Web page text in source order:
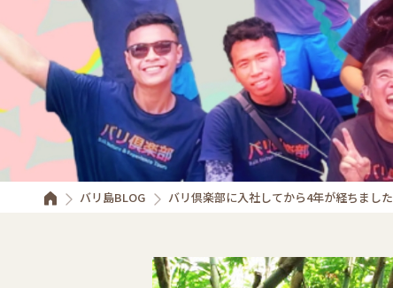
バリ島BLOG バリ倶楽部に入社してから4年が経ちました